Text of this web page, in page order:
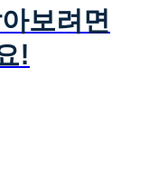
보려면
!